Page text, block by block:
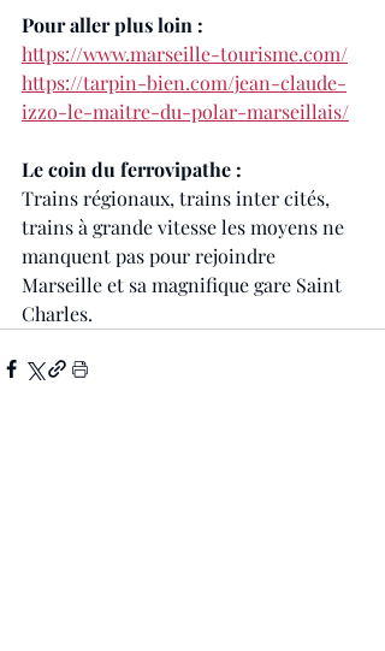
Pour aller plus loin :
https://www.marseille-tourisme.com/
https://tarpin-bien.com/jean-claude-
izzo-le-maitre-du-polar-marseillais/
Le coin du ferrovipathe :
Trains régionaux, trains inter cités,
trains à grande vitesse les moyens ne
manquent pas pour rejoindre
Marseille et sa magnifique gare Saint
Charles.